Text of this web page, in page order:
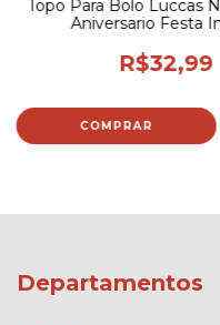
Topo Para Bolo Luccas
Aniversario Festa
R$32,99
Departamentos